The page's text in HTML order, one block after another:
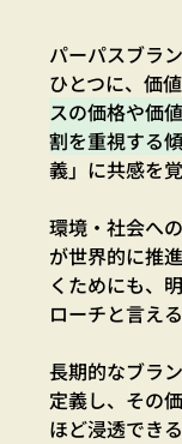
パーパスブラ
ひとつに、価
スの価格や価
割を重視する
義」に共感を
環境・社会へ
が世界的に推
くためにも、
ローチと言え
長期的なブラ
定義し、その
ほど浸透でき